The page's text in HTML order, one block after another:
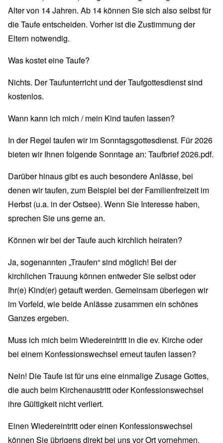
Alter von 14 Jahren. Ab 14 können Sie sich also selbst für
die Taufe entscheiden. Vorher ist die Zustimmung der
Eltern notwendig.
Was kostet eine Taufe?
Nichts. Der Taufunterricht und der Taufgottesdienst sind
kostenlos.
Wann kann ich mich / mein Kind taufen lassen?
In der Regel taufen wir im Sonntagsgottesdienst. Für 2026
bieten wir Ihnen folgende Sonntage an: Taufbrief 2026.pdf.
Darüber hinaus gibt es auch besondere Anlässe, bei
denen wir taufen, zum Beispiel bei der Familienfreizeit im
Herbst (u.a. in der Ostsee). Wenn Sie Interesse haben,
sprechen Sie uns gerne an.
Können wir bei der Taufe auch kirchlich heiraten?
Ja, sogenannten „Traufen“ sind möglich! Bei der
kirchlichen Trauung können entweder Sie selbst oder
Ihr(e) Kind(er) getauft werden. Gemeinsam überlegen wir
im Vorfeld, wie beide Anlässe zusammen ein schönes
Ganzes ergeben.
Muss ich mich beim Wiedereintritt in die ev. Kirche oder
bei einem Konfessionswechsel erneut taufen lassen?
Nein! Die Taufe ist für uns eine einmalige Zusage Gottes,
die auch beim Kirchenaustritt oder Konfessionswechsel
ihre Gültigkeit nicht verliert.
Einen Wiedereintritt oder einen Konfessionswechsel
können Sie übrigens direkt bei uns vor Ort vornehmen.